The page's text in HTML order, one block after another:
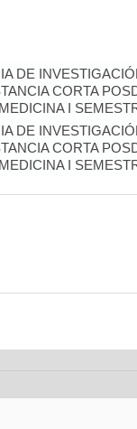
DE
CORTA
I
DE
CORTA
I